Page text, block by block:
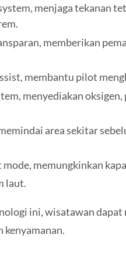
menjaga tekanan
memberikan
membantu pilot
menyediakan oksigen,
area sekitar
memungkinkan
laut.
ini, wisatawan
kenyamanan.